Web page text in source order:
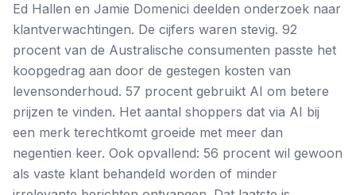
Ed Hallen en Jamie Domenici deelden onderzoek naar
klantverwachtingen. De cijfers waren stevig. 92
procent van de Australische consumenten passte het
koopgedrag aan door de gestegen kosten van
levensonderhoud. 57 procent gebruikt AI om betere
prijzen te vinden. Het aantal shoppers dat via AI bij
een merk terechtkomt groeide met meer dan
negentien keer. Ook opvallend: 56 procent wil gewoon
als vaste klant behandeld worden of minder